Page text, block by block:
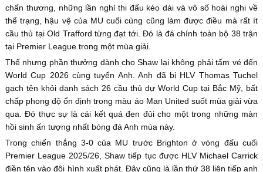
chấn thương, những lần nghỉ thi đấu kéo dài và vô số hoài nghi về
thể trạng, hậu vệ của MU cuối cùng cũng làm được điều mà rất ít
cầu thủ tại Old Trafford từng đạt tới. Đó là đá chính toàn bộ 38 trận
tại Premier League trong một mùa giải.
Thế nhưng phần thưởng dành cho Shaw lại không phải tấm vé đến
World Cup 2026 cùng tuyển Anh. Anh đã bị HLV Thomas Tuchel
gạch tên khỏi danh sách 26 cầu thủ dự World Cup tại Bắc Mỹ, bất
chấp phong độ ổn định trong màu áo Man United suốt mùa giải vừa
qua. Đó thực sự là cái kết quá đen đủi cho một trong những màn
hồi sinh ấn tượng nhất bóng đá Anh mùa này.
Trong chiến thắng 3-0 của MU trước Brighton ở vòng đấu cuối
Premier League 2025/26, Shaw tiếp tục được HLV Michael Carrick
điền tên vào đội hình xuất phát. Đây cũng là lần thứ 38 liên tiếp anh